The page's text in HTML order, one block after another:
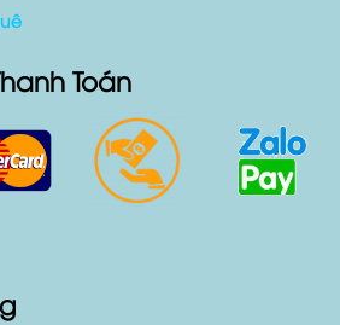
Toán